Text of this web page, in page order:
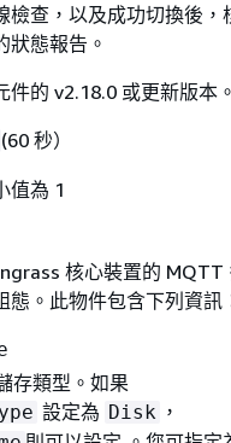
檢查，以及成功切換後，
狀態報告。
件的 v2.18.0 或更新版本。
(60 秒）
值為 1
核心裝置的 MQTT
態。此物件包含下列資訊
存類型。如果
設定為 Disk ，